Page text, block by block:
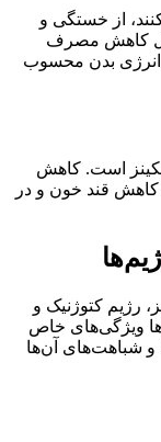
از خستگی و
کاهش مصرف
انرژی بدن محسوب
است. کاهش
کاهش قند خون و در
رژیم کتوژنیک و
ویژگی‌های خاص
و شباهت‌های آن‌ها